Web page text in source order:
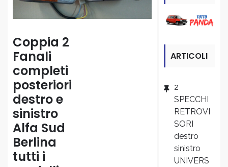
Coppia 2
Fanali
completi
posteriori
destro e
sinistro
Alfa Sud
Berlina
tutti i
ALLA
“PANDA”
ARTICOLI
2
SPECCHI
RETROVI
SORI
destro
sinistro
UNIVERS